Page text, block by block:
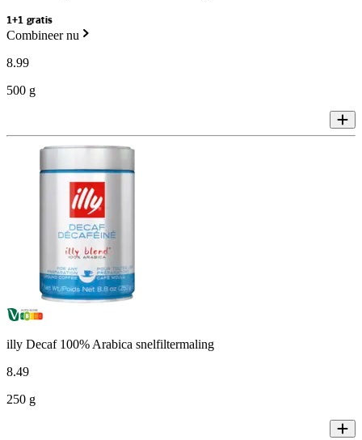
1+1 gratis
Combineer nu
8.99
500 g
illy Decaf 100% Arabica snelfiltermaling
8.49
250 g